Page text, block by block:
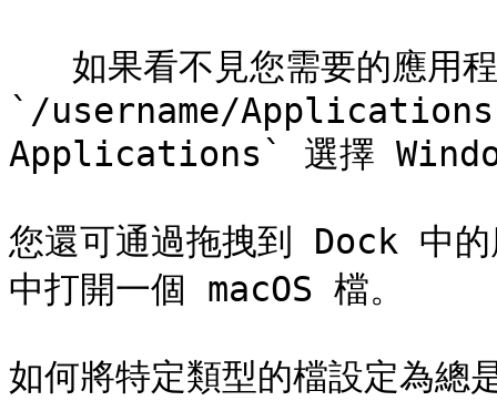
`/username/
Applications` 選擇
您還可通過拖拽到 Dock 中
中打開一個 macOS 檔。
如何將特定類型的檔設定為